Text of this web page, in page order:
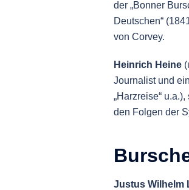
der „Bonner
Deutschen“
von Corvey.
Heinrich Heine
Journalist und
„Harzreise“
den Folgen der
Justus Wilhelm